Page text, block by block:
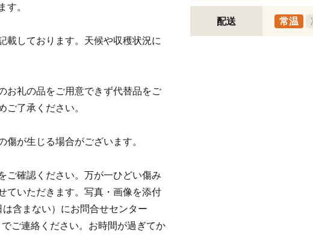
す。
しております。天候や収穫状況に
お礼の品をご用意できず代替品をご
ご了承ください。
が生じる場合がございます。
ご確認ください。万が一ひどい傷み
ていただきます。写真・画像を添付
含まない）にお問合せセンター
ご連絡ください。お時間が過ぎてか
配送 常温